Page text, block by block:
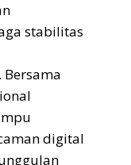
stabilitas
digital